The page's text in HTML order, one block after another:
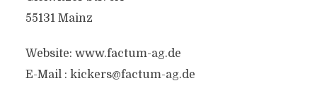
55131 Mainz
Website: www.factum-ag.de
E-Mail : kickers@factum-ag.de